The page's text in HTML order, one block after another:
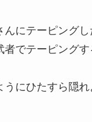
んにテーピング
者でテーピング
うにひたすら隠れ